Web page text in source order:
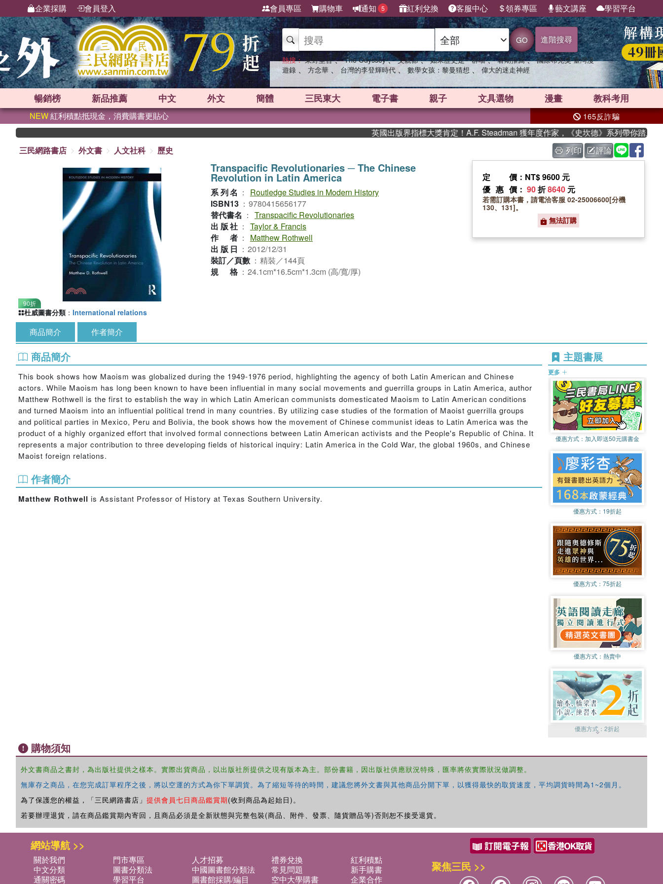
企業採購 會員登入 會員專區 購物車 通知 5 紅利兌換 客服中心 領券專區 藝文講座 學習平台
GO 進階搜尋
熱搜： 東野圭吾 、 The Odyssey 、 父親節 、 如果歷史是一群喵 、 暑期推薦 、 國際布克獎 臺灣漫
遊錄 、 方念華 、 台灣的李登輝時代 、 數學女孩：黎曼猜想 、 偉大的迷走神經
暢銷榜 新品推薦 中文 外文 簡體 三民東大 電子書 親子 文具選物 漫畫 教科考用
NEW紅利積點抵現金，消費購書更貼心 165反詐騙
英國出版界指標大獎肯定！A.F. Steadman 獲年度作家，《史坎德》系列帶你踏上熱血奇
三民網路書店
外文書 人文社科 歷史 列印 評論
90折
Transpacific Revolutionaries ─ The Chinese
Revolution in Latin America
系列名 ：
Routledge Studies in Modern History
ISBN13 ： 9780415656177
替代書名 ： Transpacific Revolutionaries
出版社 ： Taylor & Francis
作者 ：
Matthew Rothwell
出版日 ： 2012/12/31
裝訂／頁數 ： 精裝／144頁
規格 ： 24.1cm*16.5cm*1.3cm (高/寬/厚)
定價 ：NT$ 9600 元
優惠價 ： 90折8640 元
若需訂購本書，請電洽客服 02-25006600[分機
130、131]。
無法訂購
杜威圖書分類 ： International relations
商品簡介 作者簡介
商品簡介
This book shows how Maoism was globalized during the 1949-1976 period, highlighting the agency of both Latin American and Chinese
actors. While Maoism has long been known to have been influential in many social movements and guerrilla groups in Latin America, author
Matthew Rothwell is the first to establish the way in which Latin American communists domesticated Maoism to Latin American conditions
and turned Maoism into an influential political trend in many countries. By utilizing case studies of the formation of Maoist guerrilla groups
and political parties in Mexico, Peru and Bolivia, the book shows how the movement of Chinese communist ideas to Latin America was the
product of a highly organized effort that involved formal connections between Latin American activists and the People's Republic of China. It
represents a major contribution to three developing fields of historical inquiry: Latin America in the Cold War, the global 1960s, and Chinese
Maoist foreign relations.
作者簡介
Matthew Rothwell is Assistant Professor of History at Texas Southern University.
主題書展
更多
優惠方式： 加入即送50元購書金
優惠方式： 19折起
優惠方式： 75折起
優惠方式： 熱賣中
優惠方式：2折起
購物須知
外文書商品之書封，為出版社提供之樣本。實際出貨商品，以出版社所提供之現有版本為主。部份書籍，因出版社供應狀況特殊，匯率將依實際狀況做調整。
無庫存之商品，在您完成訂單程序之後，將以空運的方式為你下單調貨。為了縮短等待的時間，建議您將外文書與其他商品分開下單，以獲得最快的取貨速度，平均調貨時間為1~2個月。
為了保護您的權益，「三民網路書店」 提供會員七日商品鑑賞期(收到商品為起始日)。
若要辦理退貨，請在商品鑑賞期內寄回，且商品必須是全新狀態與完整包裝(商品、附件、發票、隨貨贈品等)否則恕不接受退貨。
網站導航 >>
關於我們 門市專區 人才招募 禮券兌換
紅利積點
中文分類
圖書分類法 中國圖書館分類法 常見問題
新手購書
通關密碼
學習平台 圖書館採購/編目 空中大學購書
企業合作
聚焦三民 >>